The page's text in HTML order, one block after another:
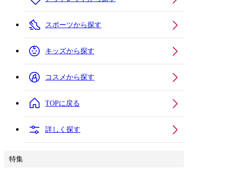
スポーツから探す
キッズから探す
コスメから探す
TOPに戻る
詳しく探す
特集